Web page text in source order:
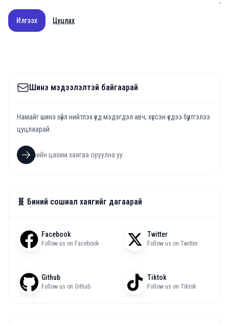
Илгээх Цуцлах
Шинэ мэдээлэлтэй байгаарай
Намайг шинэ зүйл нийтлэх үед мэдэгдэл авч, хүссэн үедээ бүртгэлээ
цуцлаарай.
🧬 Биний сошиал хаягийг дагаарай
Facebook
Follow us on Facebook
Twitter
Follow us on Twitter
Github
Follow us on Github
Tiktok
Follow us on Tiktok